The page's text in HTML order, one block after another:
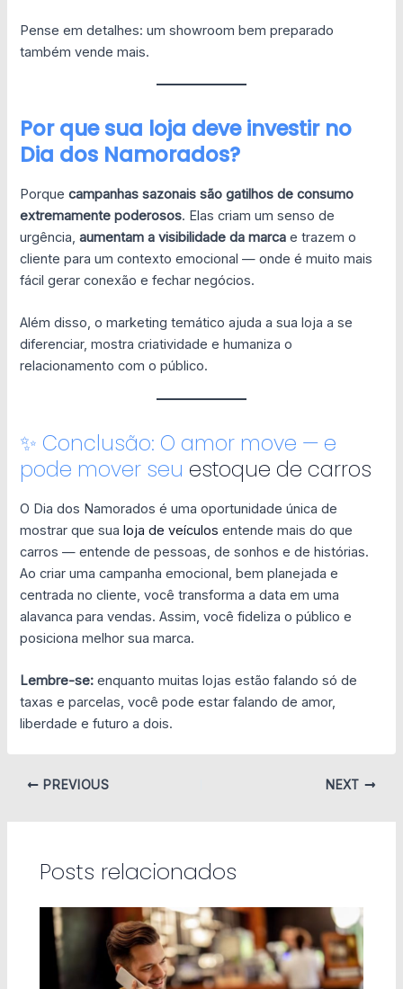
Pense em detalhes: um showroom bem preparado
também vende mais.
Por que sua loja deve investir no
Dia dos Namorados?
Porquecampanhas sazonais são gatilhos de consumo
extremamente poderosos. Elas criam um senso de
urgência,aumentam a visibilidade da marca e trazem o
cliente para um contexto emocional — onde é muito mais
fácil gerar conexão e fechar negócios.
Além disso, o marketing temático ajuda a sua loja a se
diferenciar, mostra criatividade e humaniza o
relacionamento com o público.
✨ Conclusão: O amor move — e
pode mover seu estoque de carros
O Dia dos Namorados é uma oportunidade única de
mostrar que sualoja de veículos entende mais do que
carros — entende de pessoas, de sonhos e de histórias.
Ao criar uma campanha emocional, bem planejada e
centrada no cliente, você transforma a data em uma
alavanca para vendas. Assim, você fideliza o público e
posiciona melhor sua marca.
Lembre-se: enquanto muitas lojas estão falando só de
taxas e parcelas, você pode estar falando de amor,
liberdade e futuro a dois.
PREVIOUS NEXT
Posts relacionados